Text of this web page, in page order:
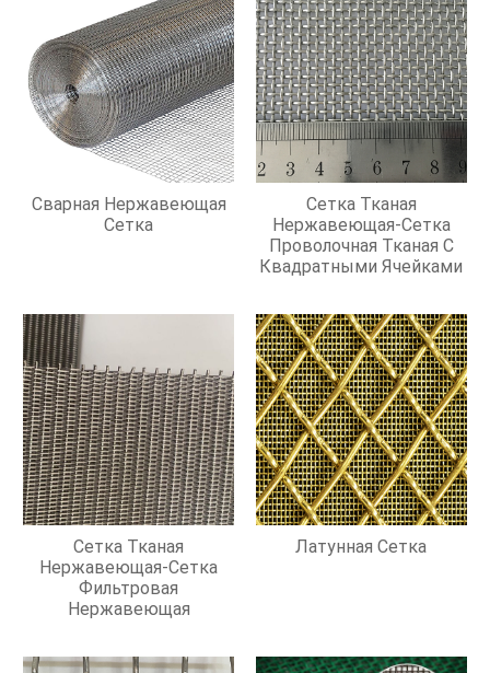
Сварная Нержавеющая
Сетка
Сетка Тканая
Нержавеющая-Сетка
Проволочная Тканая С
Квадратными Ячейками
Сетка Тканая
Нержавеющая-Сетка
Фильтровая
Нержавеющая
Латунная Сетка